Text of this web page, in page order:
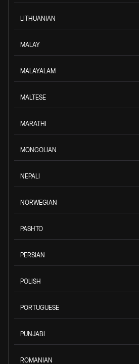
LITHUANIAN
MALAY
MALAYALAM
MALTESE
MARATHI
MONGOLIAN
NEPALI
NORWEGIAN
PASHTO
PERSIAN
POLISH
PORTUGUESE
PUNJABI
ROMANIAN